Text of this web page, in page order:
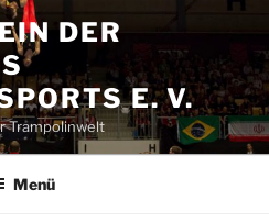
DER
E. V.
Trampolinwelt
Menü